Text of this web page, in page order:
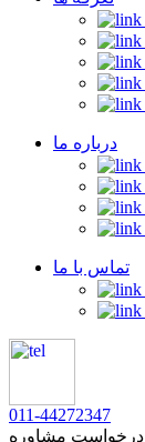
درباره ما
تماس با ما
011-44272347
درخواست مشاوره